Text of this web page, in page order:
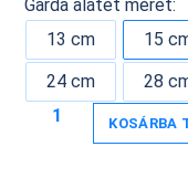
Garda alátét méret:
13 cm
15
24 cm
28
KOSÁRBA